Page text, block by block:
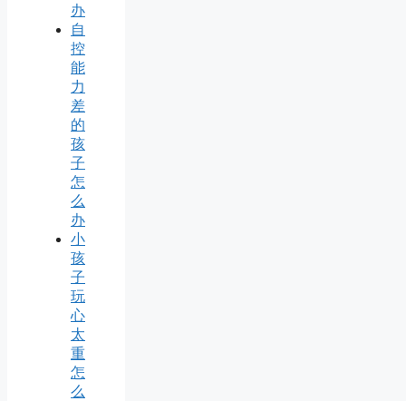
办
自
控
能
力
差
的
孩
子
怎
么
办
小
孩
子
玩
心
太
重
怎
么